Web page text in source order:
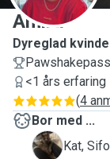
Amira
Dyreglad kvinde
<1 års erfaring
(4
Bor med ...
S
Kat, Sifo